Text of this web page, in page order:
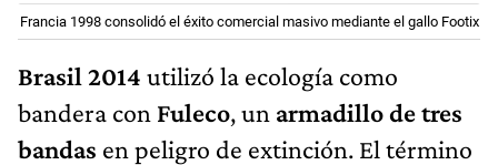
Francia 1998 consolidó el éxito comercial masivo mediante el gallo Footix
Brasil 2014 utilizó la ecología como
bandera con Fuleco, un armadillo de tres
bandas en peligro de extinción. El término